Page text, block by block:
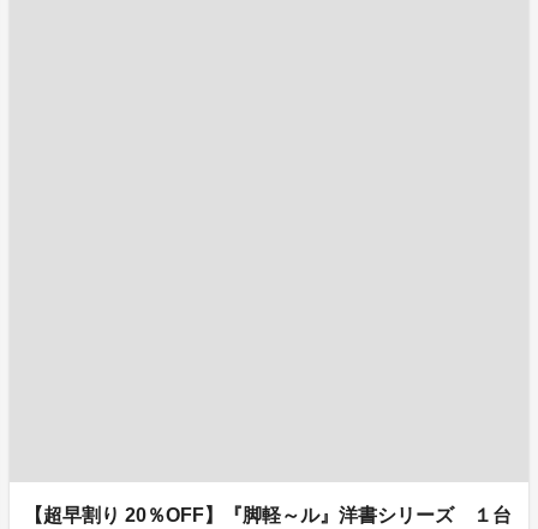
【超早割り 20％OFF】『脚軽～ル』洋書シリーズ １台